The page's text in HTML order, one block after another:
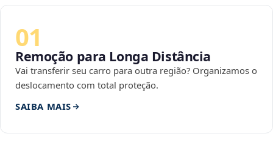
01
Remoção para Longa Distância
Vai transferir seu carro para outra região? Organizamos o
deslocamento com total proteção.
SAIBA MAIS